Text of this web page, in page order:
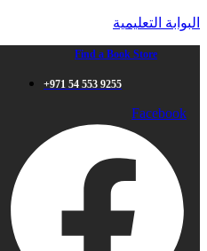
البوابة التعليمية
Find a Book Store
+971 54 553 9255
Facebook